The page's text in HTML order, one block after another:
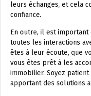
leurs échanges, et cela
confiance.
En outre, il est important
toutes les interactions
êtes à leur écoute, que
vous êtes prêt à les
immobilier. Soyez
apportant des solutions